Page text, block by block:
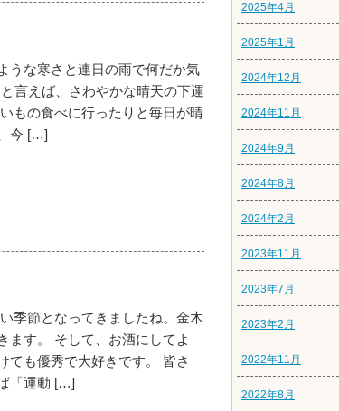
うな寒さと連日の雨で何だか気
言えば、さわやかな晴天の下運
もの食べに行ったりと毎日が晴
今 […]
季節となってきましたね。金木
ます。 そして、お酒にしてよ
ても優秀で大好きです。 皆さ
「運動 […]
2025年4月
2025年1月
2024年12月
2024年11月
2024年9月
2024年8月
2024年2月
2023年11月
2023年7月
2023年2月
2022年11月
2022年8月